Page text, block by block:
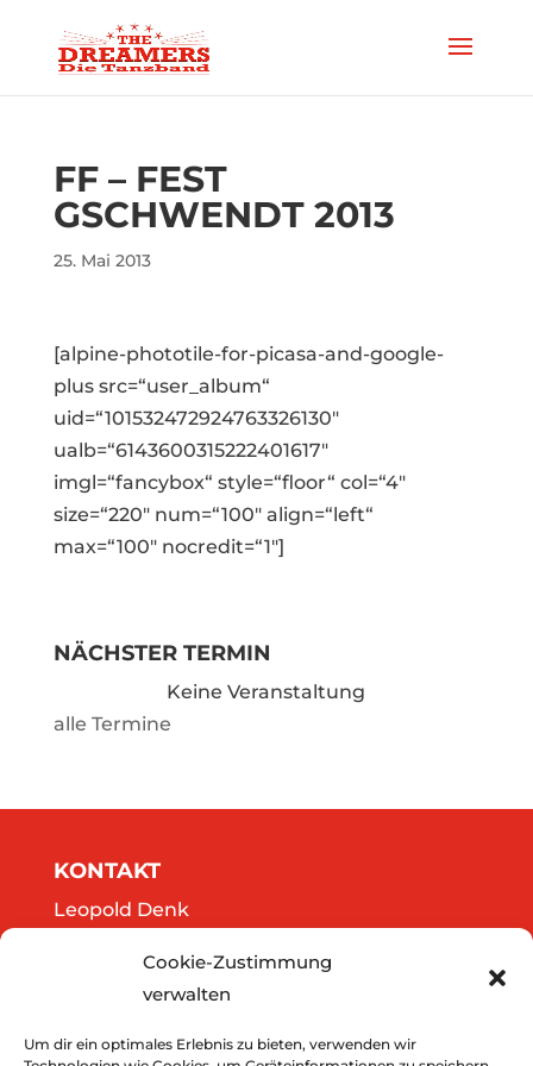
Cookie-Zustimmung
verwalten
Um dir ein optimales Erlebnis zu bieten, verwenden wir
FF – FEST
GSCHWENDT 2013
25. Mai 2013
[alpine-phototile-for-picasa-and-google-
plus src=“user_album“
uid=“101532472924763326130″
ualb=“6143600315222401617″
imgl=“fancybox“ style=“floor“ col=“4″
size=“220″ num=“100″ align=“left“
max=“100″ nocredit=“1″]
NÄCHSTER TERMIN
Keine Veranstaltung
alle Termine
KONTAKT
Leopold Denk
A-3500 Krems
Tel.: 0664/2020141
office@thedreamers.at